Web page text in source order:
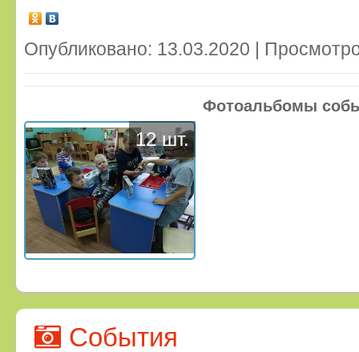
Опубликовано: 13.03.2020 |
Фотоальбомы
12 шт.
События